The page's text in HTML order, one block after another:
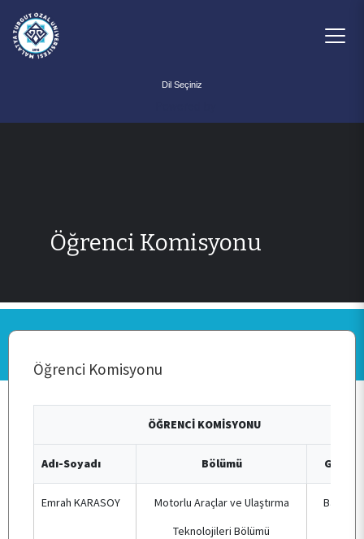
ANA SAYFA
KURUMSAL
PERSONEL
Öğrenci Komisyonu
Öğrenci Komisyonu
ÖĞRENCİ KOMİSYONU
Adı-Soyadı Bölümü Görev
Emrah KARASOY
Motorlu Araçlar ve Ulaştırma
Teknolojileri Bölümü
Başkan